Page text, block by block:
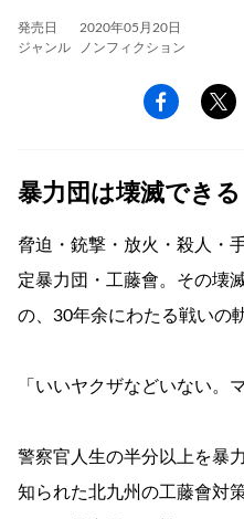
発売日
2020年05月20日
ジャンル
ノンフィクション
暴力団は壊滅できる
脅迫・銃撃・放火・殺人・
定暴力団・工藤會。その壊
の、30年余にわたる戦いの
「いいヤクザなどいない。
警察官人生の半分以上を暴
知られた北九州の工藤會対